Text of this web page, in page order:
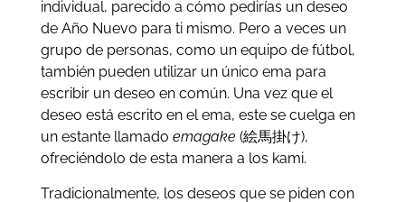
individual, parecido a cómo pedirías un deseo
de Año Nuevo para ti mismo. Pero a veces un
grupo de personas, como un equipo de fútbol, ​​
también pueden utilizar un único ema para
escribir un deseo en común. Una vez que el
deseo está escrito en el ema, este se cuelga en
un estante llamado emagake (絵馬掛け),
ofreciéndolo de esta manera a los kami.
Tradicionalmente, los deseos que se piden con